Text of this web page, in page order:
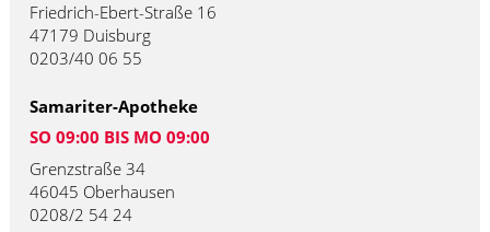
Friedrich-Ebert-Straße 16
47179 Duisburg
0203/40 06 55
Samariter-Apotheke
SO 09:00 BIS MO 09:00
Grenzstraße 34
46045 Oberhausen
0208/2 54 24